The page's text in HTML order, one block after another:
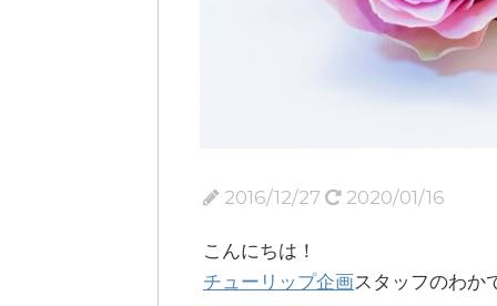
2016/12/27 2020/01/16
こんにちは！
チューリップ企画スタッフのわか